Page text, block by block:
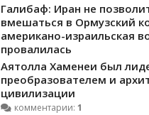
Галибаф: Иран не
вмешаться в Ормузский
американо-израильская
провалилась
Аятолла Хаменеи был
преобразователем и
цивилизации
комментарии: 1